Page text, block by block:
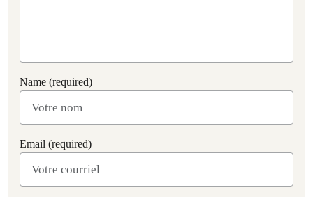
Name (required)
Email (required)